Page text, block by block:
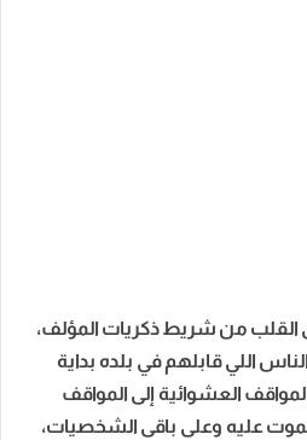
من شريط ذكريات المؤلف،
اللي قابلهم في بلده بداية
العشوائية إلى المواقف
عليه وعلى باقى الشخصيات،